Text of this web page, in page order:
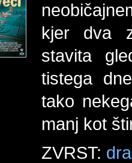
kjer dva
stavita
tistega
tako
manj kot
ZVRST: